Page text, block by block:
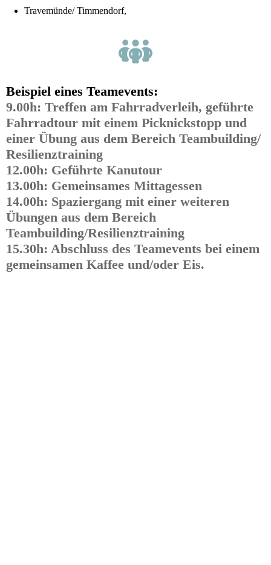
Travemünde/ Timmendorf,
Beispiel eines Teamevents:
9.00h: Treffen am Fahrradverleih, geführte
Fahrradtour mit einem Picknickstopp und
einer Übung aus dem Bereich Teambuilding/
Resilienztraining
12.00h: Geführte Kanutour
13.00h: Gemeinsames Mittagessen
14.00h: Spaziergang mit einer weiteren
Übungen aus dem Bereich
Teambuilding/Resilienztraining
15.30h: Abschluss des Teamevents bei einem
gemeinsamen Kaffee und/oder Eis.